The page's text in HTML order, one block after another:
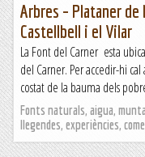
Arbres – Plataner de
Castellbell i el Vilar
La Font del Carner esta
del Carner. Per accedir-hi
costat de la bauma dels
Fonts naturals, aigua,
llegendes, experiències,